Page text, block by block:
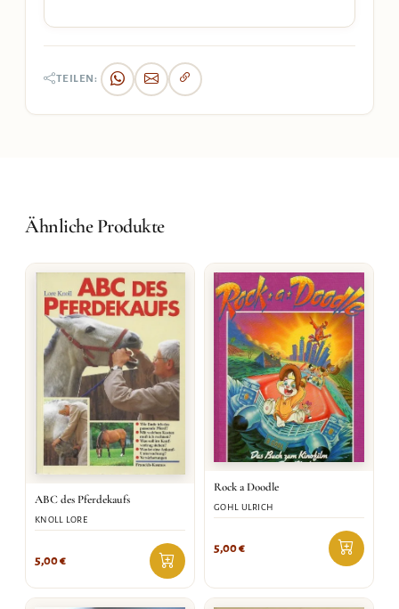
TEILEN:
Ähnliche Produkte
ABC des Pferdekaufs
KNOLL LORE
5,00€
Rock a Doodle
GOHL ULRICH
5,00€